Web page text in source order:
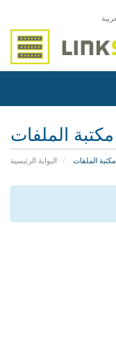
مكتبة الملفات
البوابة الرئيسية مكتبة الملفات